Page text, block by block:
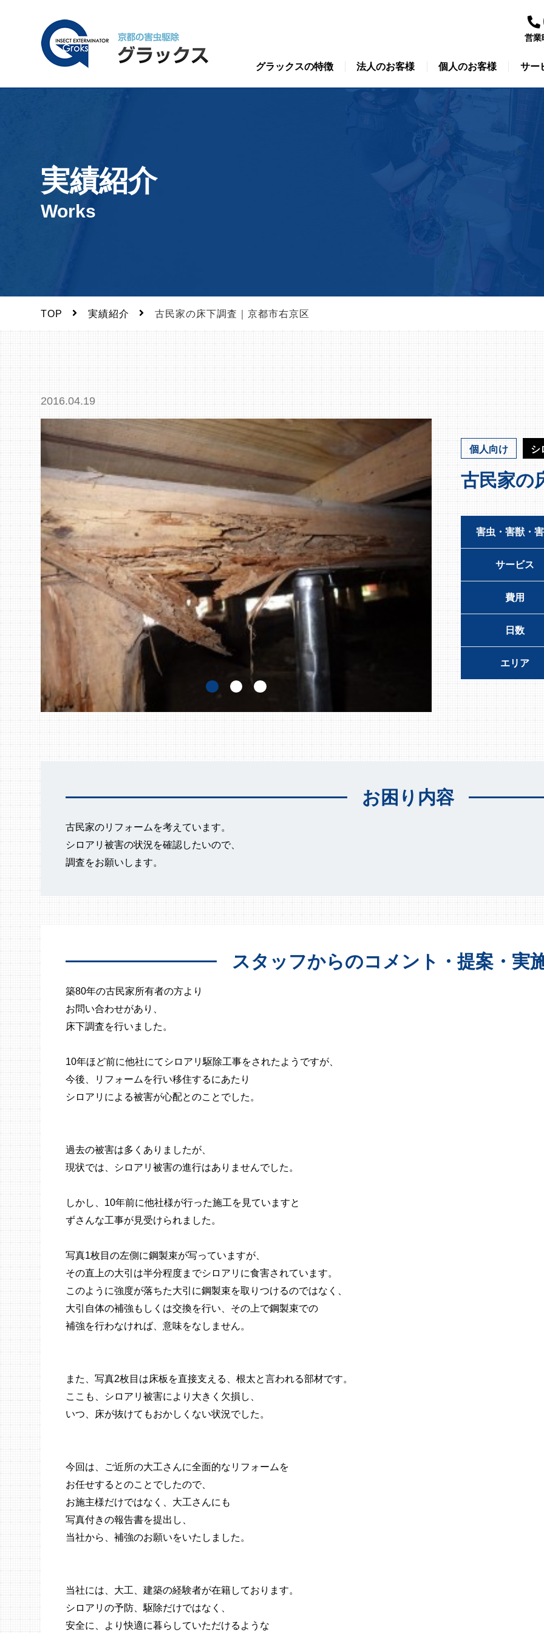
グラックスの特徴 法人のお客様 個人のお客様 サー
営業
実績紹介
Works
TOP 実績紹介 古民家の床下調査｜京都市右京区
2016.04.19
個人向け シ
古民家の
害虫・害獣・
サービス
費用
日数
エリア
お困り内容
古民家のリフォームを考えています。
シロアリ被害の状況を確認したいので、
調査をお願いします。
スタッフからのコメント・提案・ 実
築80年の古民家所有者の方より
お問い合わせがあり、
床下調査を行いました。
10年ほど前に他社にてシロアリ駆除工事をされたようですが、
今後、リフォームを行い移住するにあたり
シロアリによる被害が心配とのことでした。
過去の被害は多くありましたが、
現状では、シロアリ被害の進行はありませんでした。
しかし、10年前に他社様が行った施工を見ていますと
ずさんな工事が見受けられました。
写真1枚目の左側に鋼製束が写っていますが、
その直上の大引は半分程度までシロアリに食害されています。
このように強度が落ちた大引に鋼製束を取りつけるのではなく、
大引自体の補強もしくは交換を行い、その上で鋼製束での
補強を行わなければ、意味をなしません。
また、写真2枚目は床板を直接支える、根太と言われる部材です。
ここも、シロアリ被害により大きく欠損し、
いつ、床が抜けてもおかしくない状況でした。
今回は、ご近所の大工さんに全面的なリフォームを
お任せするとのことでしたので、
お施主様だけではなく、大工さんにも
写真付きの報告書を提出し、
当社から、補強のお願いをいたしました。
当社には、大工、建築の経験者が在籍しております。
シロアリの予防、駆除だけではなく、
安全に、より快適に暮らしていただけるような